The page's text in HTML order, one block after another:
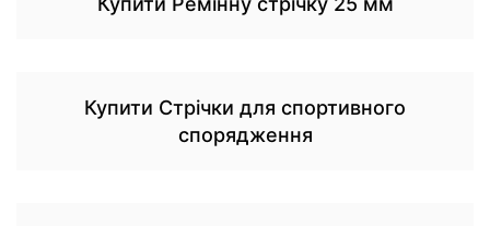
Купити Стрічки для спортивного
спорядження